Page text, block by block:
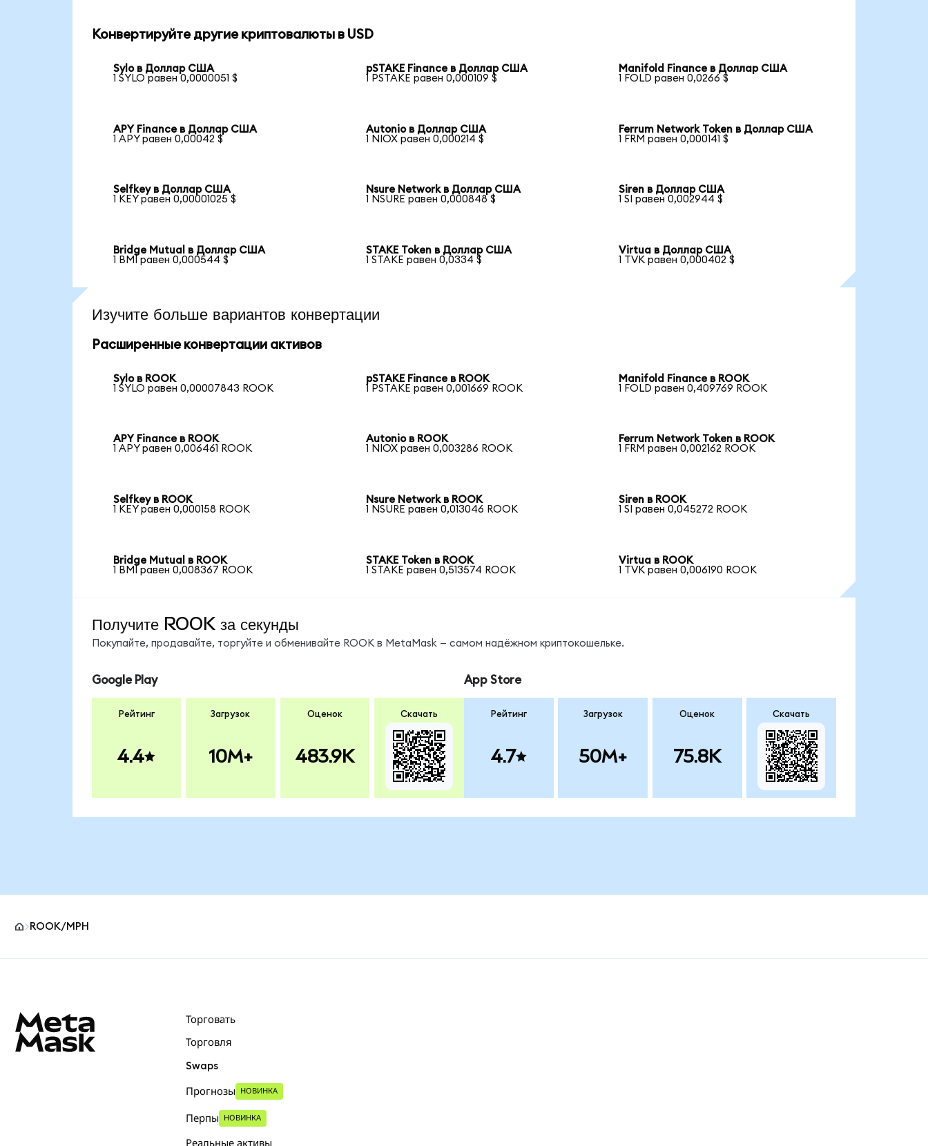
Конвертируйте другие криптовалюты в USD
Sylo в Доллар США
1 SYLO равен 0,0000051 $
pSTAKE Finance в Доллар США
1 PSTAKE равен 0,000109 $
Manifold Finance в Доллар США
1 FOLD равен 0,0266 $
APY Finance в Доллар США
1 APY равен 0,00042 $
Autonio в Доллар США
1 NIOX равен 0,000214 $
Ferrum Network Token в Доллар США
1 FRM равен 0,000141 $
Selfkey в Доллар США
1 KEY равен 0,00001025 $
Nsure Network в Доллар США
1 NSURE равен 0,000848 $
Siren в Доллар США
1 SI равен 0,002944 $
Bridge Mutual в Доллар США
1 BMI равен 0,000544 $
STAKE Token в Доллар США
1 STAKE равен 0,0334 $
Virtua в Доллар США
1 TVK равен 0,000402 $
Изучите больше вариантов конвертации
Расширенные конвертации активов
Sylo в ROOK
1 SYLO равен 0,00007843 ROOK
pSTAKE Finance в ROOK
1 PSTAKE равен 0,001669 ROOK
Manifold Finance в ROOK
1 FOLD равен 0,409769 ROOK
APY Finance в ROOK
1 APY равен 0,006461 ROOK
Autonio в ROOK
1 NIOX равен 0,003286 ROOK
Ferrum Network Token в ROOK
1 FRM равен 0,002162 ROOK
Selfkey в ROOK
1 KEY равен 0,000158 ROOK
Nsure Network в ROOK
1 NSURE равен 0,013046 ROOK
Siren в ROOK
1 SI равен 0,045272 ROOK
Bridge Mutual в ROOK
1 BMI равен 0,008367 ROOK
STAKE Token в ROOK
1 STAKE равен 0,513574 ROOK
Virtua в ROOK
1 TVK равен 0,006190 ROOK
Получите ROOK за секунды
Покупайте, продавайте, торгуйте и обменивайте ROOK в MetaMask — самом надёжном криптокошельке.
Google Play
Рейтинг
4.4
Загрузок
10M+
Оценок
483.9K
Скачать
App Store
Рейтинг
4.7
Загрузок
50M+
Оценок
75.8K
Скачать
ROOK/MPH
Торговать
Торговля
Swaps
Прогнозы НОВИНКА
Перпы НОВИНКА
Реальные активы